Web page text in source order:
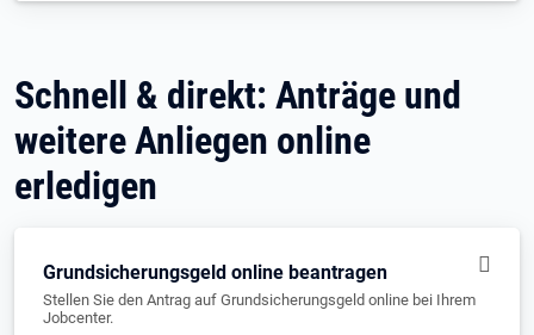
Schnell & direkt: Anträge und
weitere Anliegen online
erledigen
Grundsicherungsgeld online beantragen
Stellen Sie den Antrag auf Grundsicherungsgeld online bei Ihrem
Jobcenter.